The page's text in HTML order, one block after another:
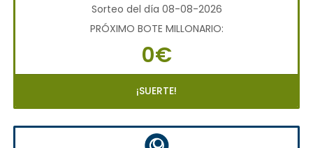
Sorteo del día 08-08-2026
PRÓXIMO BOTE MILLONARIO:
0€
¡SUERTE!